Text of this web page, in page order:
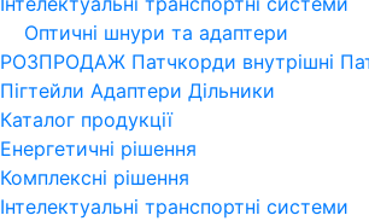
Оптичні шнури та адаптери
РОЗПРОДАЖ Патчкорди внутрішні
Пігтейли Адаптери Дільники
Каталог продукції
Енергетичні рішення
Комплексні рішення
Інтелектуальні транспортні системи